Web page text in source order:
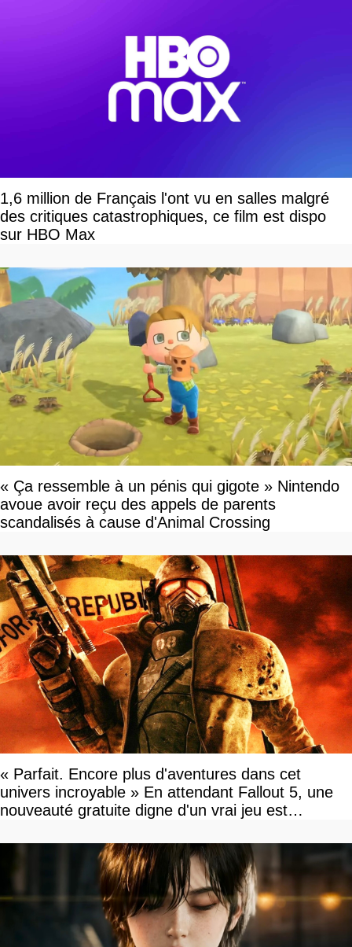
1,6 million de Français l'ont vu en salles malgré
des critiques catastrophiques, ce film est dispo
sur HBO Max
« Ça ressemble à un pénis qui gigote » Nintendo
avoue avoir reçu des appels de parents
scandalisés à cause d'Animal Crossing
« Parfait. Encore plus d'aventures dans cet
univers incroyable » En attendant Fallout 5, une
nouveauté gratuite digne d'un vrai jeu est